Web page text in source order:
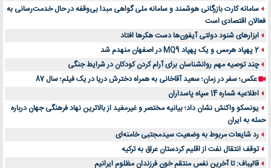
سامانه کارت بازرگانی هوشمند و سامانه ملی گواهی مبدا بی‌وقفه در حال خدمت‌رسانی به
فعالان اقتصادی است
ابزارهای شنود دولتی آیفون‌ها دست هکرها افتاد
2 پهپاد هرمس و یک پهپاد MQ9 در اصفهان منهدم شد
چند توصیه مهم روانشناسان برای آرام کردن کودکان در شرایط جنگی
عکس؛ سفر در زمان؛ سعید آقاخانی به همراه دخترش دریا در یک فیلم؛ سال 87
اطلاعیه شماره 14 سپاه پاسداران
یونسکو واکنش نشان داد؛ بیانیه مختصر و غیرمفید از بالاترین نهاد فرهنگی جهان درباره
حمله به ایران
رد شایعات مربوط به وضعیت سیدمجتبی خامنه‌ای
توقف انتقال نفت از اقلیم کردستان عراق به ترکیه
قالیباف: تا آخرین نفس منتقم خون فرزندان مظلوم ایرانیم